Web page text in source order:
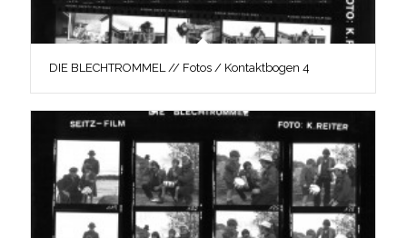
DIE BLECHTROMMEL // Fotos / Kontaktbogen 4